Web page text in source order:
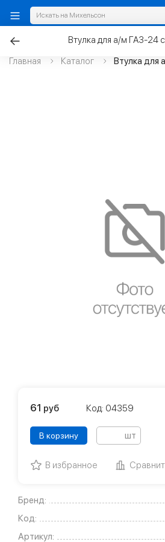
Главная Каталог Втулка для
Бренд:
Код:
Артикул:
61 руб Код: 04359
В корзину шт
В избранное